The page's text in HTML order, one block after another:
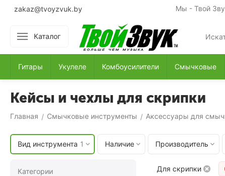
zakaz@tvoyzvuk.by Мы - Твой
Каталог
Гитары Укулеле Комбоусилители Смычковые
Кейсы и чехлы для скрипки
Главная / Смычковые инструменты / Аксессуары для
Вид инструмента 1 Наличие Производитель
Для скрипки
Категории